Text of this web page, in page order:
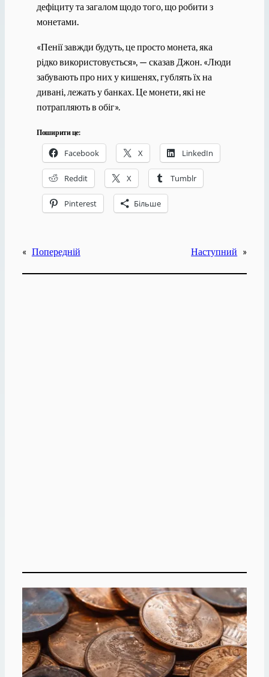
дефіциту та загалом щодо того, що робити з
монетами.
«Пенії завжди будуть, це просто монета, яка
рідко використовується», — сказав Джон. «Люди
забувають про них у кишенях, гублять їх на
дивані, лежать у банках. Це монети, які не
потрапляють в обіг».
Поширити це:
Facebook X LinkedIn
Reddit X Tumblr
Pinterest Більше
« Попередній Наступний »